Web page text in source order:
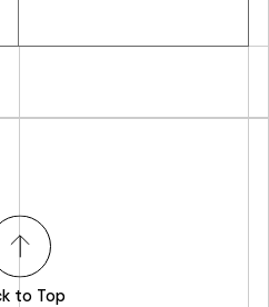
to Top